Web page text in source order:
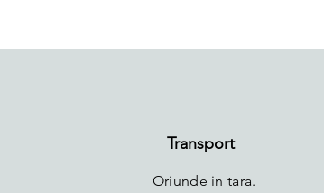
Transport
Oriunde in tara.